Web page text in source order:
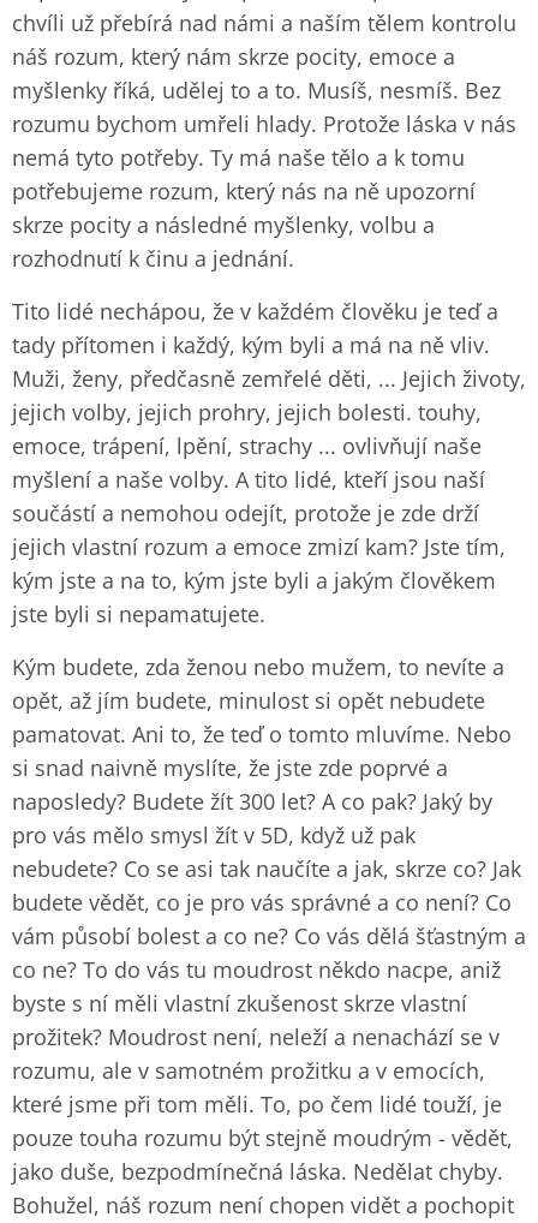
chvíli už přebírá nad námi a naším tělem kontrolu
náš rozum, který nám skrze pocity, emoce a
myšlenky říká, udělej to a to. Musíš, nesmíš. Bez
rozumu bychom umřeli hlady. Protože láska v nás
nemá tyto potřeby. Ty má naše tělo a k tomu
potřebujeme rozum, který nás na ně upozorní
skrze pocity a následné myšlenky, volbu a
rozhodnutí k činu a jednání.
Tito lidé nechápou, že v každém člověku je teď a
tady přítomen i každý, kým byli a má na ně vliv.
Muži, ženy, předčasně zemřelé děti, ... Jejich životy,
jejich volby, jejich prohry, jejich bolesti. touhy,
emoce, trápení, lpění, strachy ... ovlivňují naše
myšlení a naše volby. A tito lidé, kteří jsou naší
součástí a nemohou odejít, protože je zde drží
jejich vlastní rozum a emoce zmizí kam? Jste tím,
kým jste a na to, kým jste byli a jakým člověkem
jste byli si nepamatujete.
Kým budete, zda ženou nebo mužem, to nevíte a
opět, až jím budete, minulost si opět nebudete
pamatovat. Ani to, že teď o tomto mluvíme. Nebo
si snad naivně myslíte, že jste zde poprvé a
naposledy? Budete žít 300 let? A co pak? Jaký by
pro vás mělo smysl žít v 5D, když už pak
nebudete? Co se asi tak naučíte a jak, skrze co? Jak
budete vědět, co je pro vás správné a co není? Co
vám působí bolest a co ne? Co vás dělá šťastným a
co ne? To do vás tu moudrost někdo nacpe, aniž
byste s ní měli vlastní zkušenost skrze vlastní
prožitek? Moudrost není, neleží a nenachází se v
rozumu, ale v samotném prožitku a v emocích,
které jsme při tom měli. To, po čem lidé touží, je
pouze touha rozumu být stejně moudrým - vědět,
jako duše, bezpodmínečná láska. Nedělat chyby.
Bohužel, náš rozum není chopen vidět a pochopit